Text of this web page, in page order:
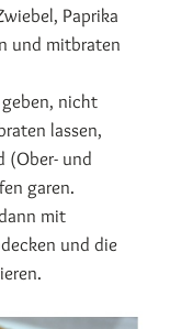
Paprika
und mitbraten
nicht
lassen,
(Ober- und
garen.
mit
und die